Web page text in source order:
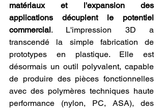
matériaux et l'expansion des
applications décuplent le potentiel
commercial. L'impression 3D a
transcendé la simple fabrication de
prototypes en plastique. Elle est
désormais un outil polyvalent, capable
de produire des pièces fonctionnelles
avec des polymères techniques haute
performance (nylon, PC, ASA), des